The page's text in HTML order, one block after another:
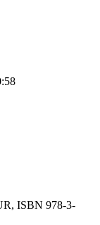
ISBN 978-3-